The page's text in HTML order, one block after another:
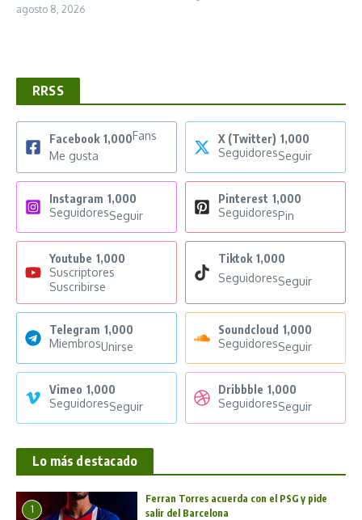
agosto 8, 2026
RRSS
Facebook 1,000Fans
Me gusta
X (Twitter) 1,000
SeguidoresSeguir
Instagram 1,000
SeguidoresSeguir
Pinterest 1,000
SeguidoresPin
Youtube 1,000
Suscriptores
Suscribirse
Tiktok 1,000
SeguidoresSeguir
Telegram 1,000
MiembrosUnirse
Soundcloud 1,000
SeguidoresSeguir
Vimeo 1,000
SeguidoresSeguir
Dribbble 1,000
SeguidoresSeguir
Lo más destacado
1
Ferran Torres acuerda con el PSG y pide
salir del Barcelona